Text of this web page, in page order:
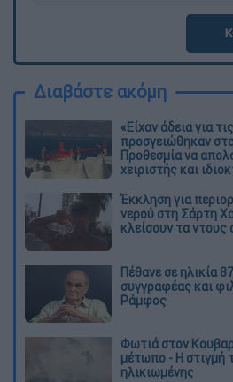
Διαβάστε ακόμη
«Είχαν άδεια για
προσγειώθηκαν
Προθεσμία να
χειριστής και
Έκκληση για
νερού στη Σάρτη
κλείσουν τα
Πέθανε σε ηλικία
συγγραφέας και
Ράμφος
Φωτιά στον
μέτωπο - Η στιγμή
ηλικιωμένης